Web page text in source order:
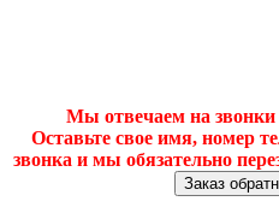
Мы отвечаем на звонки
Оставьте свое имя, номер
звонка и мы обязательно
Заказ